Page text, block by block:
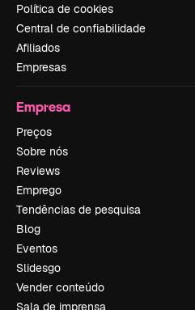
Política de cookies
Central de confiabilidade
Afiliados
Empresas
Empresa
Preços
Sobre nós
Reviews
Emprego
Tendências de pesquisa
Blog
Eventos
Slidesgo
Vender conteúdo
Sala de imprensa